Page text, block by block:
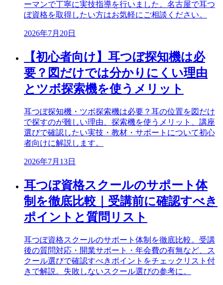
ーマンで丁寧に実技指導を行いました。名古屋で耳つ
ぼ資格を取得したい方はお気軽にご相談ください。
2026年7月20日
【初心者向け】耳つぼ探知機は必
要？図だけでは分かりにくい理由
とツボ探索機を使うメリット
耳つぼ探知機・ツボ探索機は必要？耳の位置を図だけ
で探すのが難しい理由、探索機を使うメリット、講座
選びで確認したい実技・教材・サポートについて初心
者向けに解説します。
2026年7月13日
耳つぼ資格スクールのサポート体
制を徹底比較｜受講前に確認すべき
ポイントと質問リスト
耳つぼ資格スクールのサポート体制を徹底比較。受講
後の質問対応・開業サポート・年会費の有無など、ス
クール選びで確認すべきポイントをチェックリスト付
きで解説。失敗しないスクール選びの参考に。